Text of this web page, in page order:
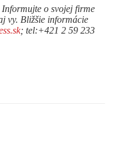
o svojej firme
vy. Bližšie informácie
; tel:+421 2 59 233